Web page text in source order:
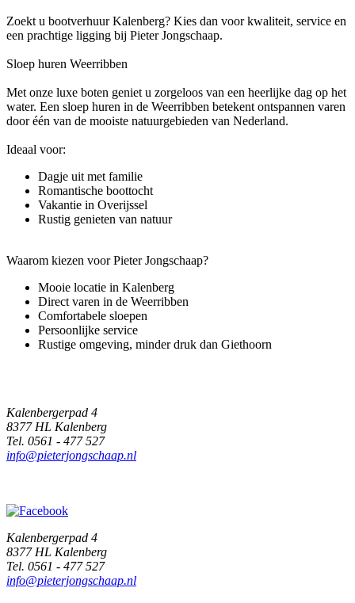
Zoekt u bootverhuur Kalenberg? Kies dan voor kwaliteit, service en
een prachtige ligging bij Pieter Jongschaap.
Sloep huren Weerribben
Met onze luxe boten geniet u zorgeloos van een heerlijke dag op het
water. Een sloep huren in de Weerribben betekent ontspannen varen
door één van de mooiste natuurgebieden van Nederland.
Ideaal voor:
Dagje uit met familie
Romantische boottocht
Vakantie in Overijssel
Rustig genieten van natuur
Waarom kiezen voor Pieter Jongschaap?
Mooie locatie in Kalenberg
Direct varen in de Weerribben
Comfortabele sloepen
Persoonlijke service
Rustige omgeving, minder druk dan Giethoorn
Kalenbergerpad 4
8377 HL Kalenberg
Tel. 0561 - 477 527
info@pieterjongschaap.nl
Kalenbergerpad 4
8377 HL Kalenberg
Tel. 0561 - 477 527
info@pieterjongschaap.nl